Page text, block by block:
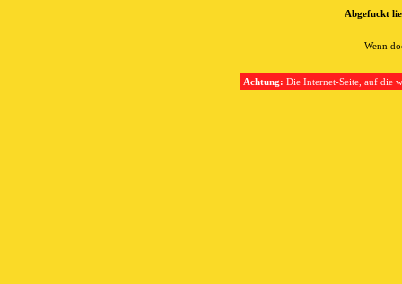
Abgefuckt
Wenn
Achtung: Die Internet-Seite, auf die